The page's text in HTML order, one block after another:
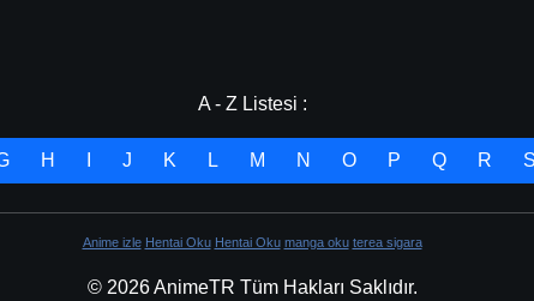
A - Z Listesi :
H J K L M N O P Q R S
Anime izle Hentai Oku Hentai Oku manga oku terea sigara
© 2026 AnimeTR Tüm Hakları Saklıdır.